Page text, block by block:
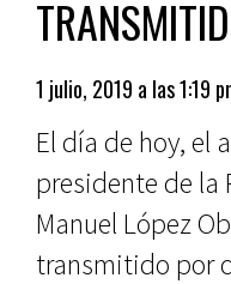
1 julio, 2019 a las 1:19
El día de hoy, el
presidente de la
Manuel López
transmitido por